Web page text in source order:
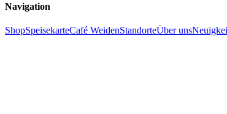
Navigation
ShopSpeisekarteCafé WeidenStandorteÜber uns